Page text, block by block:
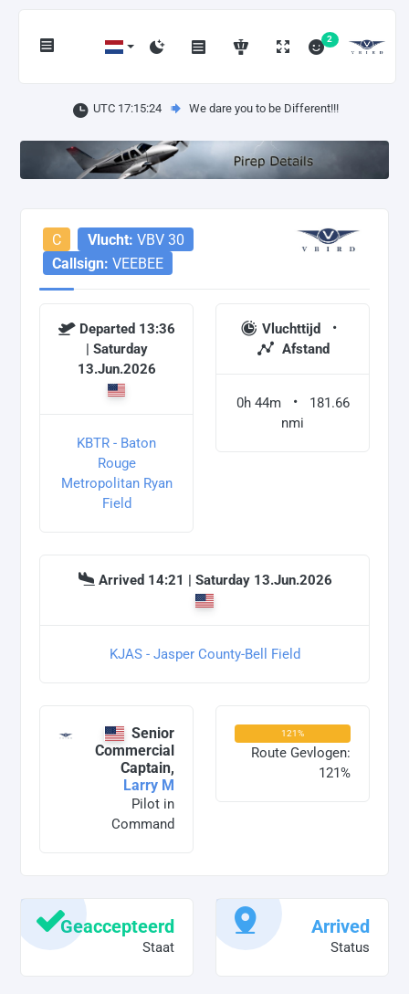
2
UTC 17:15:25 We dare you to be Different!!!
C Vlucht: VBV 30
Callsign: VEEBEE
Departed 13:36
| Saturday
13.Jun.2026
KBTR - Baton
Rouge
Metropolitan Ryan
Field
Vluchttijd
Afstand
0h 44m
181.66
nmi
Arrived 14:21 | Saturday 13.Jun.2026
KJAS - Jasper County-Bell Field
Senior
Commercial
Captain,
Larry M
Pilot in
Command
121%
Route Gevlogen:
121%
Geaccepteerd
Staat
Arrived
Status